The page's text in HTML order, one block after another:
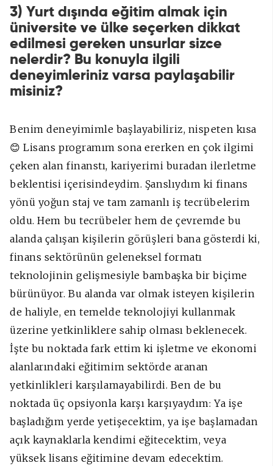
3) Yurt dışında eğitim almak için
üniversite ve ülke seçerken dikkat
edilmesi gereken unsurlar sizce
nelerdir? Bu konuyla ilgili
deneyimleriniz varsa paylaşabilir
misiniz?
Benim deneyimimle başlayabiliriz, nispeten kısa
😊 Lisans programım sona ererken en çok ilgimi
çeken alan finanstı, kariyerimi buradan ilerletme
beklentisi içerisindeydim. Şanslıydım ki finans
yönü yoğun staj ve tam zamanlı iş tecrübelerim
oldu. Hem bu tecrübeler hem de çevremde bu
alanda çalışan kişilerin görüşleri bana gösterdi ki,
finans sektörünün geleneksel formatı
teknolojinin gelişmesiyle bambaşka bir biçime
bürünüyor. Bu alanda var olmak isteyen kişilerin
de haliyle, en temelde teknolojiyi kullanmak
üzerine yetkinliklere sahip olması beklenecek.
İşte bu noktada fark ettim ki işletme ve ekonomi
alanlarındaki eğitimim sektörde aranan
yetkinlikleri karşılamayabilirdi. Ben de bu
noktada üç opsiyonla karşı karşıyaydım: Ya işe
başladığım yerde yetişecektim, ya işe başlamadan
açık kaynaklarla kendimi eğitecektim, veya
yüksek lisans eğitimine devam edecektim.